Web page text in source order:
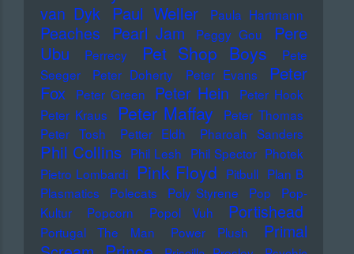
van Dyk Paul Weller Paula Hartmann
Peaches Pearl Jam Peggy Gou
Pere
Ubu
Perrecy Pet Shop Boys
Pete
Seeger
Peter Doherty Peter Evans
Peter
Fox
Peter Green Peter Hein
Peter Hook
Peter Kraus
Peter Maffay
Peter Thomas
Peter Tosh
Petter Eldh Pharoah Sanders
Phil Collins Phil Lesh Phil Spector Photek
Pietro Lombardi
Pink Floyd Pitbull Plan B
Plasmatics
Polecats Poly Styrene Pop
Pop-
Kultur
Popcorn Popol Vuh Portishead
Portugal The Man Power Plush
Primal